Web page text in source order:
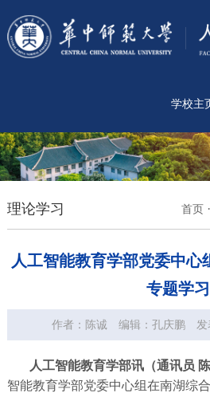
学校主
理论学习 首页 ·
人工智能教育学部党委中心
专题学习
作者：陈诚 编辑：孔庆鹏 发
人工智能教育学部讯（通讯员 陈
智能教育学部党委中心组在南湖综